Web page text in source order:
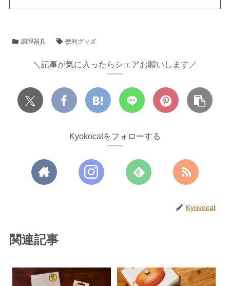
調理器具 便利グッズ
＼記事が気に入ったらシェアお願いします／
Kyokocatをフォローする
Kyokocat
関連記事